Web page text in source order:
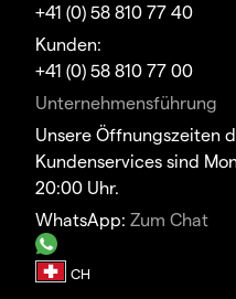
+41 (0) 58 810 77 40
Kunden:
+41 (0) 58 810 77 00
Unternehmensführung
Unsere Öffnungszeiten
Kundenservices sind
20:00 Uhr.
WhatsApp: Zum Chat